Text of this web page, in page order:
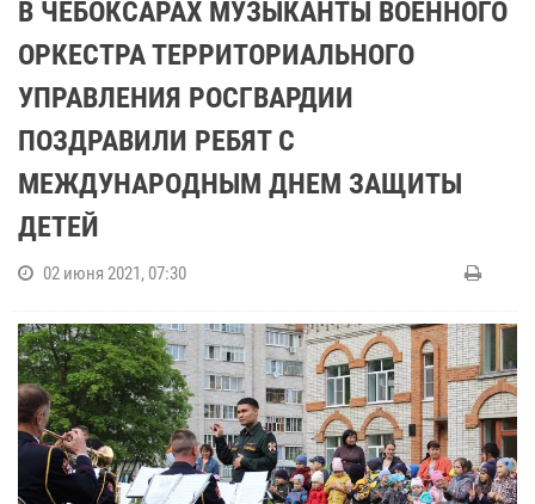
В ЧЕБОКСАРАХ МУЗЫКАНТЫ ВОЕННОГО
ОРКЕСТРА ТЕРРИТОРИАЛЬНОГО
УПРАВЛЕНИЯ РОСГВАРДИИ
ПОЗДРАВИЛИ РЕБЯТ С
МЕЖДУНАРОДНЫМ ДНЕМ ЗАЩИТЫ
ДЕТЕЙ
02 июня 2021, 07:30